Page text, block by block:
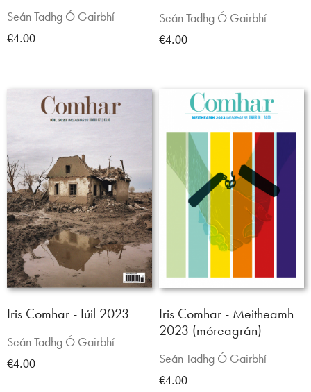
Seán Tadhg Ó Gairbhí
€4.00
Seán Tadhg Ó Gairbhí
€4.00
Iris Comhar - Iúil 2023
Seán Tadhg Ó Gairbhí
€4.00
Iris Comhar - Meitheamh
2023 (móreagrán)
Seán Tadhg Ó Gairbhí
€4.00